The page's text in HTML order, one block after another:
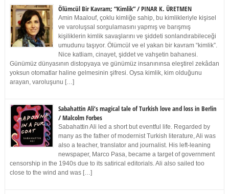
Ölümcül Bir Kavram; “Kimlik” / PINAR K. ÜRETMEN
Amin Maalouf, çoklu kimliğe sahip, bu kimlikleriyle kişisel
ve varoluşsal sorgulamasını yapmış ve barışmış
kişiliklerin kimlik savaşlarını ve şiddeti sonlandırabileceği
umudunu taşıyor. Ölümcül ve el yakan bir kavram “kimlik”.
Nice katliam, cinayet, şiddet ve vahşetin bahanesi.
Günümüz dünyasının distopyaya ve günümüz insanınınsa eleştirel zekâdan
yoksun otomatlar haline gelmesinin şifresi. Oysa kimlik, kim olduğunu
arayan, varoluşunu […]
Sabahattin Ali’s magical tale of Turkish love and loss in Berlin
/ Malcolm Forbes
Sabahattin Ali led a short but eventful life. Regarded by
many as the father of modernist Turkish literature, Ali was
also a teacher, translator and journalist. His left-leaning
newspaper, Marco Pasa, became a target of government
censorship in the 1940s due to its satirical editorials. Ali also sailed too
close to the wind and was […]